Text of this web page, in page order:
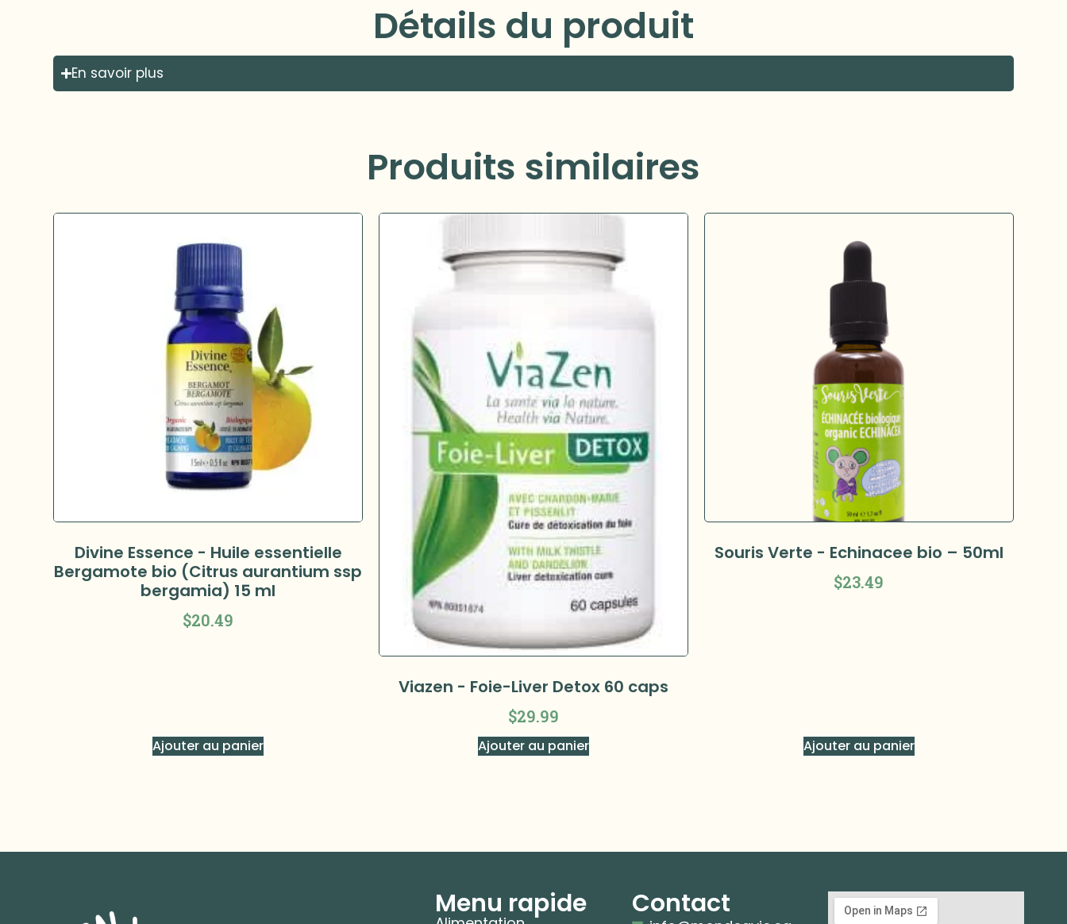
Détails du produit
En savoir plus
Produits similaires
Divine Essence - Huile essentielle
Bergamote bio (Citrus aurantium ssp
bergamia) 15 ml
$20.49
Ajouter au panier
Viazen - Foie-Liver Detox 60 caps
$29.99
Ajouter au panier
Souris Verte - Echinacee bio – 50ml
$23.49
Ajouter au panier
Menu rapide Contact